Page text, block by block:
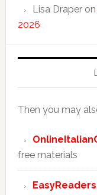
Lisa Draperon
2026
Then you may
free materials